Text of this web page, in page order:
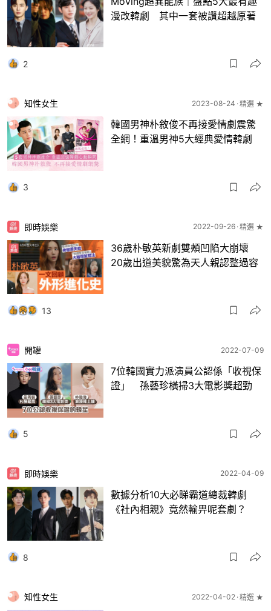
漫改韓劇 其中一套被讚超越原著
2
知性女生 2023-08-24 精選 ★
韓國男神朴敘俊不再接愛情劇震驚
全網！重溫男神5大經典愛情韓劇
3
即時娛樂 2022-09-26 精選 ★
36歲朴敏英新劇雙頰凹陷大崩壞
20歲出道美貌驚為天人親認整過容
13
開罐 2022-07-09
7位韓國實力派演員公認係「收視保
證」 孫藝珍橫掃3大電影獎超勁
5
即時娛樂 2022-04-09
數據分析10大必睇霸道總裁韓劇
《社內相親》竟然輸畀呢套劇？
8
知性女生 2022-04-02 精選 ★